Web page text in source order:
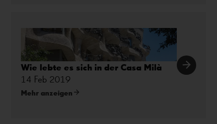
Wie lebte es sich in der Casa Milà
14 Feb 2019
Mehr anzeigen